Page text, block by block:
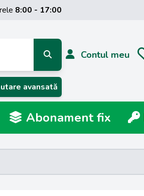
8:00 - 17:00
avansată
Contul meu
Abonament fix